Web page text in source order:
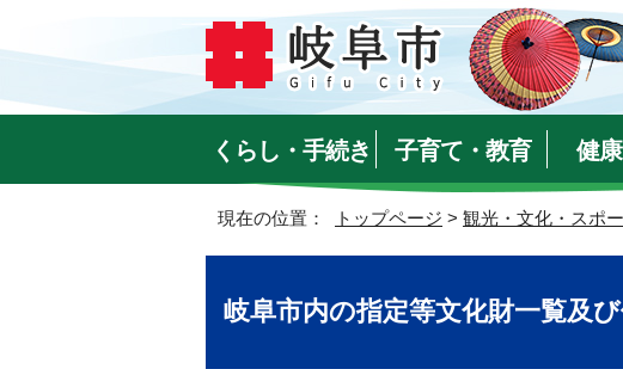
くらし・手続き 子育て・教育 健
現在の位置： トップページ > 観光・文化・スポ
岐阜市内の指定等文化財一覧及